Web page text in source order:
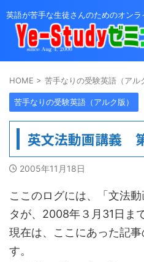
英語が苦手な生徒さんのためのオンラ
HOME > 苦手なりの受験英語（アル
苦手なりの受験英語（アルク版）
英文法動画講義
2005年11月18日
ここのログには、「文法
タが、2008年３月31日ま
現在は、ここにあった記
す。